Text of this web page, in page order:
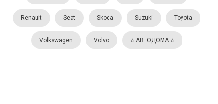
Renault Seat Skoda Suzuki Toyota
Volkswagen Volvo ⭐️ АВТОДОМА ⭐️